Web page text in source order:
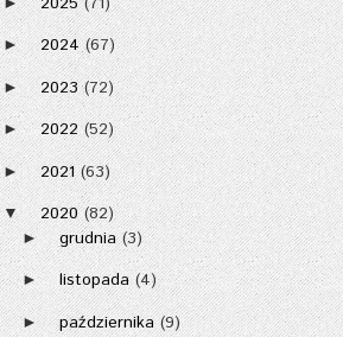
► 2024 (67)
► 2023 (72)
► 2022 (52)
► 2021 (63)
▼ 2020 (82)
► grudnia (3)
► listopada (4)
► października (9)